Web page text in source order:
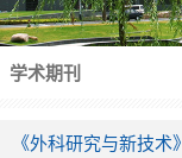
学术期刊
《外科研究与新技术》